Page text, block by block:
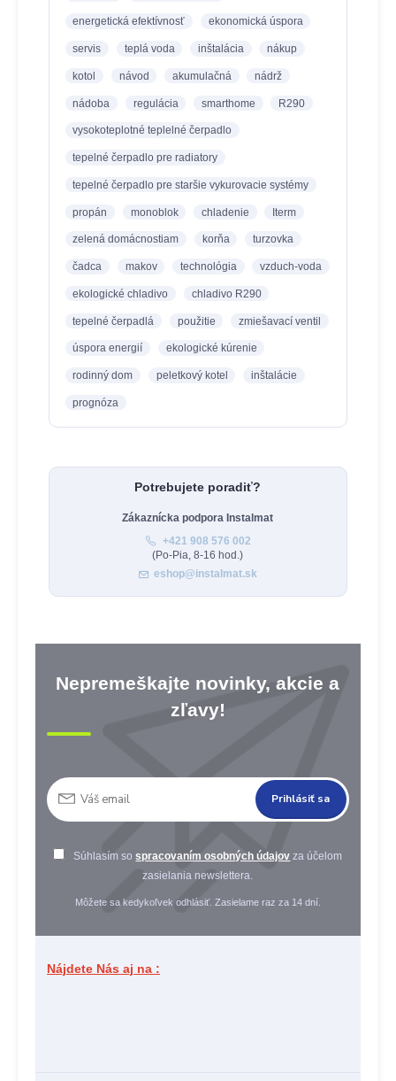
energetická efektívnosť ekonomická úspora
servis teplá voda inštalácia nákup
kotol návod akumulačná nádrž
nádoba regulácia smarthome R290
vysokoteplotné teplelné čerpadlo
tepelné čerpadlo pre radiatory
tepelné čerpadlo pre staršie vykurovacie systémy
propán monoblok chladenie Iterm
zelená domácnostiam korňa turzovka
čadca makov technológia vzduch-voda
ekologické chladivo chladivo R290
tepelné čerpadlá použitie zmiešavací ventil
úspora energií ekologické kúrenie
rodinný dom peletkový kotel inštalácie
prognóza
Potrebujete poradiť?
Zákaznícka podpora Instalmat
+421 908 576 002
(Po-Pia, 8-16 hod.)
eshop@instalmat.sk
Nepremeškajte novinky, akcie a
zľavy!
Prihlásiť sa
Súhlasím sospracovaním osobných údajov za účelom
zasielania newslettera.
Môžete sa kedykoľvek odhlásiť. Zasielame raz za 14 dní.
Nájdete Nás aj na :